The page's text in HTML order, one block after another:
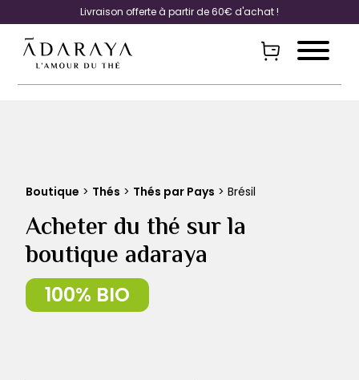
Livraison offerte à partir de 60€ d'achat !
Boutique > Thés > Thés par Pays > Brésil
Acheter du thé sur la
boutique adaraya